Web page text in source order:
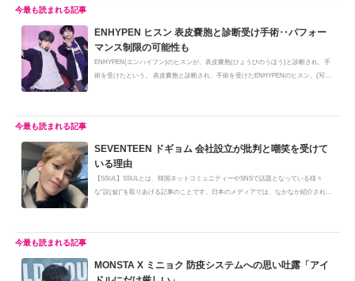
ENHYPEN ヒスン 表皮嚢胞と診断受け手術‥パフォー
マンス制限の可能性も
ENHYPEN(エンハイフン)のヒスンが、表皮嚢胞(ひょうひのうほう)と診断され、手
術を受けたという。 表皮嚢胞と診断され、手術を受けたENHYPENのヒスン。(写
SEVENTEEN ドギョム 会社設立が批判と嘲笑を受けて
いる理由
【SSUL】SSULとは、韓国ネットコミュニティーやSNSで話題となっている様々
な”説(썰)”を取りあげる記事のことです。日本のメディアでは、なかなか紹介されな
MONSTA X ミニョク 防疫システムへの思い吐露「アイ